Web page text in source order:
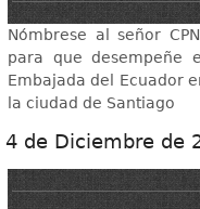
Nómbrese al señor
para que desempeñe
Embajada del Ecuador
la ciudad de Santiago
4 de Diciembre de